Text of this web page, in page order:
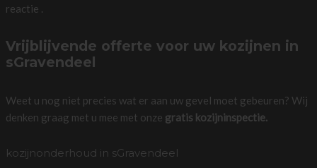
reactie .
Vrijblijvende offerte voor uw kozijnen in
sGravendeel
Weet u nog niet precies wat er aan uw gevel moet gebeuren? Wij
denken graag met u mee met onze gratis kozijninspectie.
kozijnonderhoud in sGravendeel